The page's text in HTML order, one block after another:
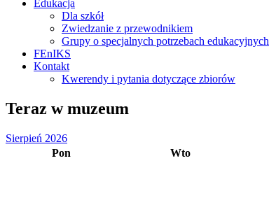
Edukacja
Dla szkół
Zwiedzanie z przewodnikiem
Grupy o specjalnych potrzebach edukacyjnych
FEnIKS
Kontakt
Kwerendy i pytania dotyczące zbiorów
Teraz w muzeum
Sierpień 2026
Pon
Wto